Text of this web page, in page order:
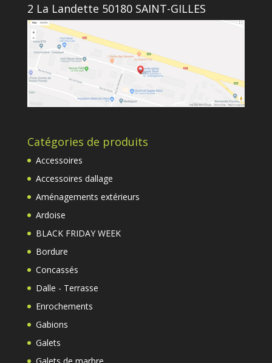
2 La Landette 50180 SAINT-GILLES
Catégories de produits
Accessoires
Accessoires dallage
Aménagements extérieurs
Ardoise
BLACK FRIDAY WEEK
Bordure
Concassés
Dalle - Terrasse
Enrochements
Gabions
Galets
Galets de marbre